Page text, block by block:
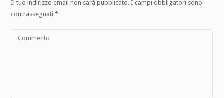
Il tuo indirizzo email non sarà pubblicato. I campi obbligatori sono
contrassegnati*